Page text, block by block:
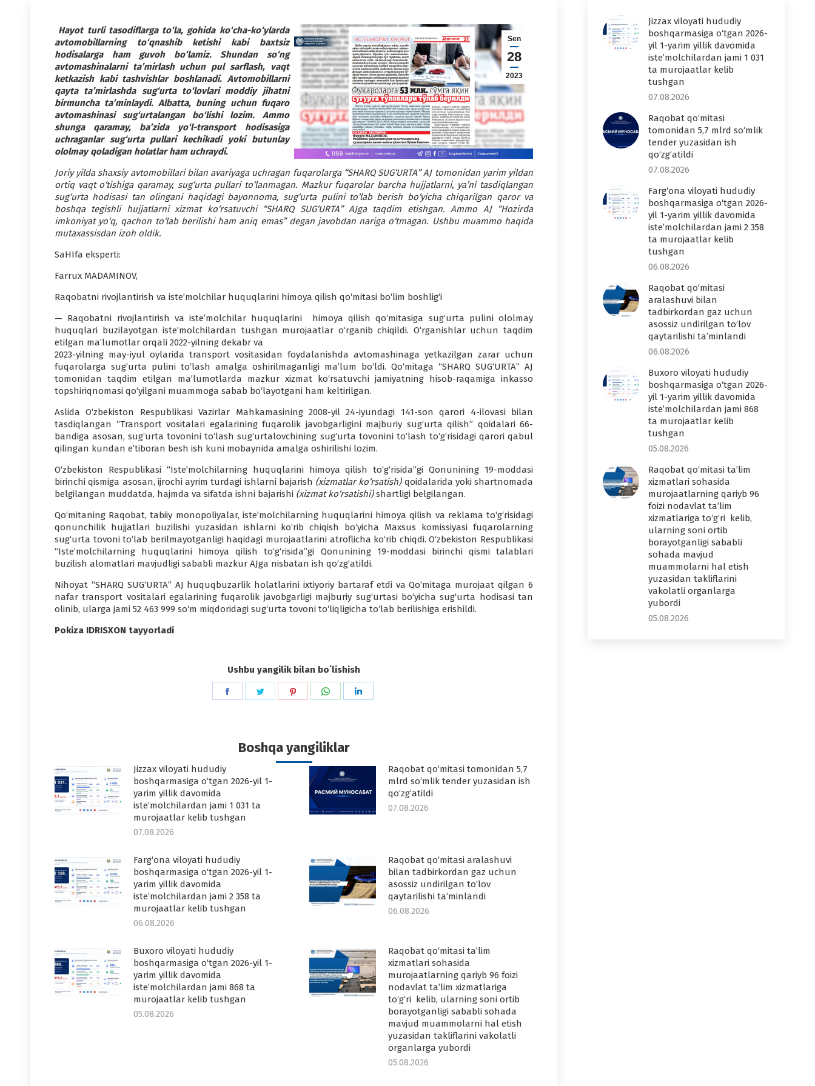
Sen
28
2023
Hayot turli tasodiflarga to‘la, gohida ko‘cha-ko‘ylarda
avtomobillarning to‘qnashib ketishi kabi baxtsiz
hodisalarga ham guvoh bo‘lamiz. Shundan so‘ng
avtomashinalarni ta’mirlash uchun pul sarflash, vaqt
ketkazish kabi tashvishlar boshlanadi. Avtomobillarni
qayta ta’mirlashda sug‘urta to‘lovlari moddiy jihatni
birmuncha ta’minlaydi. Albatta, buning uchun fuqaro
avtomashinasi sug‘urtalangan bo‘lishi lozim. Ammo
shunga qaramay, ba’zida yo‘l-transport hodisasiga
uchraganlar sug‘urta pullari kechikadi yoki butunlay
ololmay qoladigan holatlar ham uchraydi.
Joriy yilda shaxsiy avtomobillari bilan avariyaga uchragan fuqarolarga “SHARQ SUG‘URTA” AJ tomonidan yarim yildan
ortiq vaqt o‘tishiga qaramay, sug‘urta pullari to‘lanmagan. Mazkur fuqarolar barcha hujjatlarni, ya’ni tasdiqlangan
sug‘urta hodisasi tan olingani haqidagi bayonnoma, sug‘urta pulini to‘lab berish bo‘yicha chiqarilgan qaror va
boshqa tegishli hujjatlarni xizmat ko‘rsatuvchi “SHARQ SUG‘URTA” AJga taqdim etishgan. Ammo AJ “Hozirda
imkoniyat yo‘q, qachon to‘lab berilishi ham aniq emas” degan javobdan nariga o‘tmagan. Ushbu muammo haqida
mutaxassisdan izoh oldik.
SaHIfa eksperti:
Farrux MADAMINOV,
Raqobatni rivojlantirish va iste’molchilar huquqlarini himoya qilish qo‘mitasi bo‘lim boshlig‘i
— Raqobatni rivojlantirish va iste’molchilar huquqlarini himoya qilish qo‘mitasiga sug‘urta pulini ololmay
huquqlari buzilayotgan iste’molchilardan tushgan murojaatlar o‘rganib chiqildi. O‘rganishlar uchun taqdim
etilgan ma’lumotlar orqali 2022-yilning dekabr va
2023-yilning may-iyul oylarida transport vositasidan foydalanishda avtomashinaga yetkazilgan zarar uchun
fuqarolarga sug‘urta pulini to‘lash amalga oshirilmaganligi ma’lum bo‘ldi. Qo‘mitaga “SHARQ SUG‘URTA” AJ
tomonidan taqdim etilgan ma’lumotlarda mazkur xizmat ko‘rsatuvchi jamiyatning hisob-raqamiga inkasso
topshiriqnomasi qo‘yilgani muammoga sabab bo‘layotgani ham keltirilgan.
Aslida O‘zbekiston Respublikasi Vazirlar Mahkamasining 2008-yil 24-iyundagi 141-son qarori 4-ilovasi bilan
tasdiqlangan “Transport vositalari egalarining fuqarolik javobgarligini majburiy sug‘urta qilish” qoidalari 66-
bandiga asosan, sug‘urta tovonini to‘lash sug‘urtalovchining sug‘urta tovonini to‘lash to‘g‘risidagi qarori qabul
qilingan kundan e’tiboran besh ish kuni mobaynida amalga oshirilishi lozim.
O‘zbekiston Respublikasi “Iste’molchilarning huquqlarini himoya qilish to‘g‘risida”gi Qonunining 19-moddasi
birinchi qismiga asosan, ijrochi ayrim turdagi ishlarni bajarish (xizmatlar ko‘rsatish)qoidalarida yoki shartnomada
belgilangan muddatda, hajmda va sifatda ishni bajarishi (xizmat ko‘rsatishi)shartligi belgilangan.
Qo‘mitaning Raqobat, tabiiy monopoliyalar, iste’molchilarning huquqlarini himoya qilish va reklama to‘g‘risidagi
qonunchilik hujjatlari buzilishi yuzasidan ishlarni ko‘rib chiqish bo‘yicha Maxsus komissiyasi fuqarolarning
sug‘urta tovoni to‘lab berilmayotganligi haqidagi murojaatlarini atroflicha ko‘rib chiqdi. O‘zbekiston Respublikasi
“Iste’molchilarning huquqlarini himoya qilish to‘g‘risida”gi Qonunining 19-moddasi birinchi qismi talablari
buzilish alomatlari mavjudligi sababli mazkur AJga nisbatan ish qo‘zg‘atildi.
Nihoyat “SHARQ SUG‘URTA” AJ huquqbuzarlik holatlarini ixtiyoriy bartaraf etdi va Qo‘mitaga murojaat qilgan 6
nafar transport vositalari egalarining fuqarolik javobgarligi majburiy sug‘urtasi bo‘yicha sug‘urta hodisasi tan
olinib, ularga jami 52 463 999 so‘m miqdoridagi sug‘urta tovoni to‘liqligicha to‘lab berilishiga erishildi.
Pokiza IDRISXON tayyorladi
Ushbu yangilik bilan boʻlishish
Share
Share
Share
Share
Boshqa yangiliklar
Jizzax viloyati hududiy
boshqarmasiga o‘tgan 2026-yil 1-
yarim yillik davomida
iste’molchilardan jami 1 031 ta
murojaatlar kelib tushgan
07.08.2026
Raqobat qo‘mitasi tomonidan 5,7
mlrd so‘mlik tender yuzasidan ish
qo‘zg‘atildi
07.08.2026
Farg‘ona viloyati hududiy
boshqarmasiga o‘tgan 2026-yil 1-
yarim yillik davomida
iste’molchilardan jami 2 358 ta
murojaatlar kelib tushgan
06.08.2026
Raqobat qo‘mitasi aralashuvi
bilan tadbirkordan gaz uchun
asossiz undirilgan to‘lov
qaytarilishi ta’minlandi
06.08.2026
Buxoro viloyati hududiy
boshqarmasiga o‘tgan 2026-yil 1-
yarim yillik davomida
iste’molchilardan jami 868 ta
murojaatlar kelib tushgan
05.08.2026
Raqobat qo‘mitasi ta’lim
xizmatlari sohasida
murojaatlarning qariyb 96 foizi
nodavlat ta’lim xizmatlariga
to‘g‘ri kelib, ularning soni ortib
borayotganligi sababli sohada
mavjud muammolarni hal etish
yuzasidan takliflarini vakolatli
organlarga yubordi
05.08.2026
Jizzax viloyati hududiy
boshqarmasiga o‘tgan 2026-
yil 1-yarim yillik davomida
iste’molchilardan jami 1 031
ta murojaatlar kelib
tushgan
07.08.2026
Raqobat qo‘mitasi
tomonidan 5,7 mlrd so‘mlik
tender yuzasidan ish
qo‘zg‘atildi
07.08.2026
Farg‘ona viloyati hududiy
boshqarmasiga o‘tgan 2026-
yil 1-yarim yillik davomida
iste’molchilardan jami 2 358
ta murojaatlar kelib
tushgan
06.08.2026
Raqobat qo‘mitasi
aralashuvi bilan
tadbirkordan gaz uchun
asossiz undirilgan to‘lov
qaytarilishi ta’minlandi
06.08.2026
Buxoro viloyati hududiy
boshqarmasiga o‘tgan 2026-
yil 1-yarim yillik davomida
iste’molchilardan jami 868
ta murojaatlar kelib
tushgan
05.08.2026
Raqobat qo‘mitasi ta’lim
xizmatlari sohasida
murojaatlarning qariyb 96
foizi nodavlat ta’lim
xizmatlariga to‘g‘ri kelib,
ularning soni ortib
borayotganligi sababli
sohada mavjud
muammolarni hal etish
yuzasidan takliflarini
vakolatli organlarga
yubordi
05.08.2026